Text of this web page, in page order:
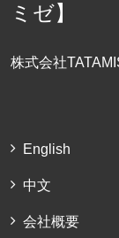
株式会社
English
中文
会社概要